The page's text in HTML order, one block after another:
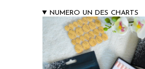
NUMERO UN DES CHARTS